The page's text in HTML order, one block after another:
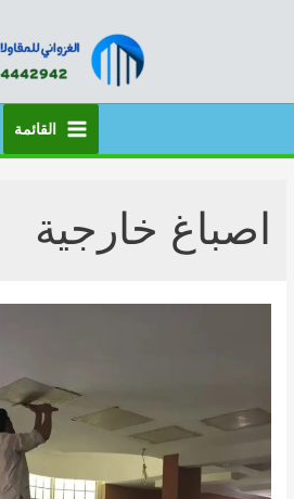
Main
القائمة
اصباغ خارجية